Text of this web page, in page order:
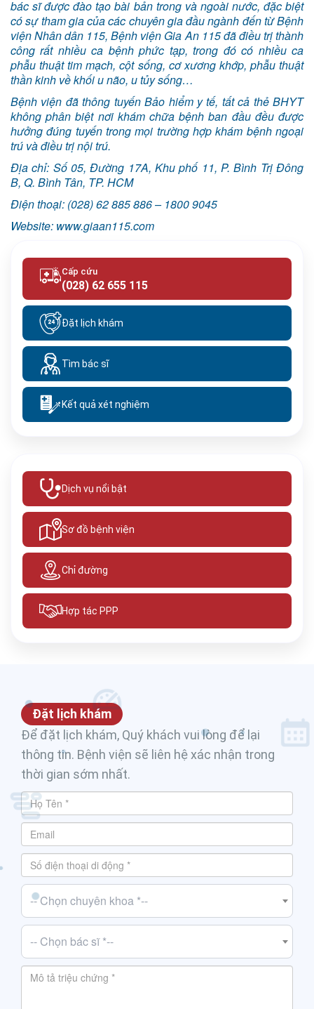
bác sĩ được đào tạo bài bản trong và ngoài nước, đặc biệt
có sự tham gia của các chuyên gia đầu ngành đến từ Bệnh
viện Nhân dân 115, Bệnh viện Gia An 115 đã điều trị thành
công rất nhiều ca bệnh phức tạp, trong đó có nhiều ca
phẫu thuật tim mạch, cột sống, cơ xương khớp, phẫu thuật
thần kinh về khối u não, u tủy sống…
Bệnh viện đã thông tuyến Bảo hiểm y tế, tất cả thẻ BHYT
không phân biệt nơi khám chữa bệnh ban đầu đều được
hưởng đúng tuyến trong mọi trường hợp khám bệnh ngoại
trú và điều trị nội trú.
Địa chỉ: Số 05, Đường 17A, Khu phố 11, P. Bình Trị Đông
B, Q. Bình Tân, TP. HCM
Điện thoại: (028) 62 885 886 – 1800 9045
Website: www.giaan115.com
Cấp cứu
(028) 62 655 115
Đặt lịch khám
Tìm bác sĩ
Kết quả xét nghiệm
Dịch vụ nổi bật
Sơ đồ bệnh viện
Chỉ đường
Hợp tác PPP
Đặt lịch khám
Để đặt lịch khám, Quý khách vui lòng để lại
thông tin. Bệnh viện sẽ liên hệ xác nhận trong
thời gian sớm nhất.
-- Chọn chuyên khoa *--
-- Chọn bác sĩ *--